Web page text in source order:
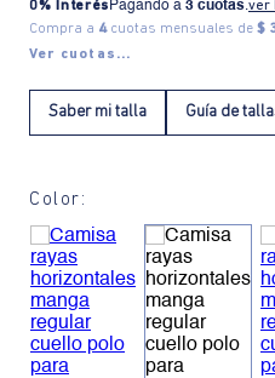
0% Interés Pagando a 3 cuotas.ver
Compra a 4cuotas mensuales de $
Ver cuotas...
Saber mi talla Guía de
Color: